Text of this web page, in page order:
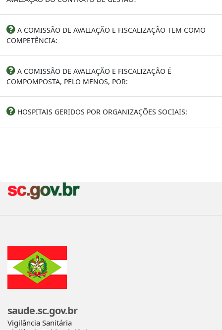
A COMISSÃO DE AVALIAÇÃO E FISCALIZAÇÃO TEM COMO
COMPETÊNCIA:
A COMISSÃO DE AVALIAÇÃO E FISCALIZAÇÃO É
COMPOMPOSTA, PELO MENOS, POR:
HOSPITAIS GERIDOS POR ORGANIZAÇÕES SOCIAIS:
saude.sc.gov.br
Vigilância Sanitária